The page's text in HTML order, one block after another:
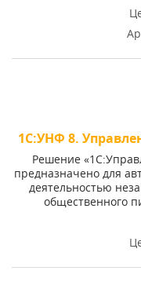
1С:УНФ 8.
Решение
предназначено для
деятельностью
общественного